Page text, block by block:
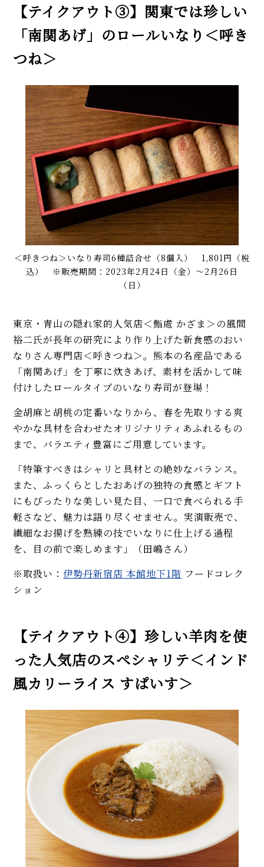
【テイクアウト③】関東では珍しい
「南関あげ」のロールいなり＜呼き
つね＞
＜呼きつね＞いなり寿司6種詰合せ（8個入） 1,801円（税
込） ※販売期間：2023年2月24日（金）〜2月26日
（日）
東京・青山の隠れ家的人気店＜鮨處 かざま＞の風間
裕二氏が長年の研究により作り上げた新食感のおい
なりさん専門店＜呼きつね＞。熊本の名産品である
「南関あげ」を丁寧に炊きあげ、素材を活かして味
付けしたロールタイプのいなり寿司が登場！
金胡麻と胡桃の定番いなりから、春を先取りする爽
やかな具材を合わせたオリジナリティあふれるもの
まで、バラエティ豊富にご用意しています。
「特筆すべきはシャリと具材との絶妙なバランス。
また、ふっくらとしたおあげの独特の食感とギフト
にもぴったりな美しい見た目、一口で食べられる手
軽さなど、魅力は語り尽くせません。実演販売で、
繊細なお揚げを熟練の技でいなりに仕上げる過程
を、目の前で楽しめます」（田嶋さん）
※取扱い： 伊勢丹新宿店 本館地下1階 フードコレク
ション
【テイクアウト④】珍しい羊肉を使
った人気店のスペシャリテ＜インド
風カリーライス すぱいす＞